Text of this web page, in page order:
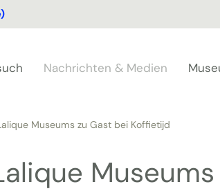
Nachrichten & Medien
Museums zu Gast bei Koffietijd